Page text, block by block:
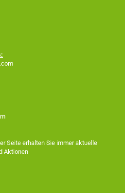
Seite erhalten Sie immer aktuelle
Aktionen